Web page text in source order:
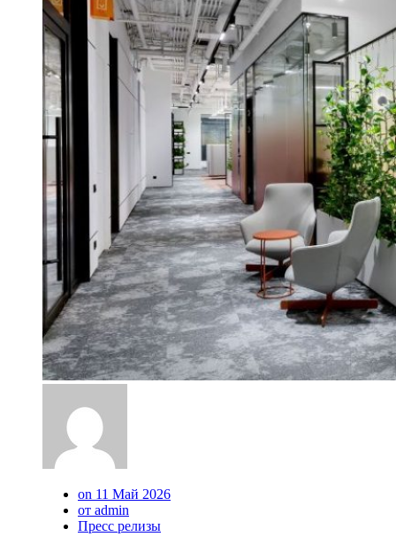
on 11 Май 2026
от admin
Пресс релизы